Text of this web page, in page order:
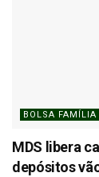
BOLSA FAMÍLIA
MDS libera
depósitos